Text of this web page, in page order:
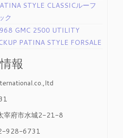
STYLE CLASSICルーフ
ク
GMC 2500 UTILITY
PATINA STYLE FORSALE
報
宰府市水城2-21-8
928-6731